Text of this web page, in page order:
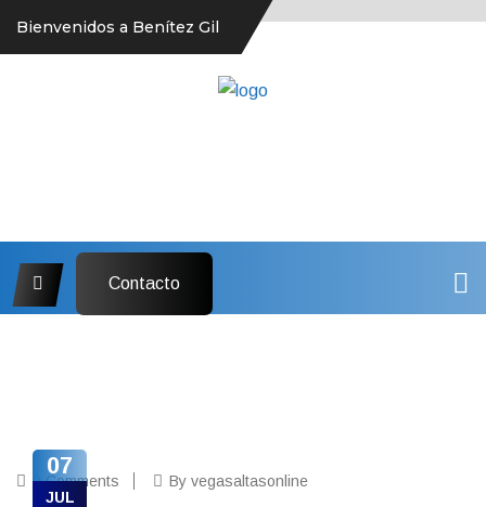
Bienvenidos a Benítez Gil
Contacto
07
JUL
0 Comments By vegasaltasonline